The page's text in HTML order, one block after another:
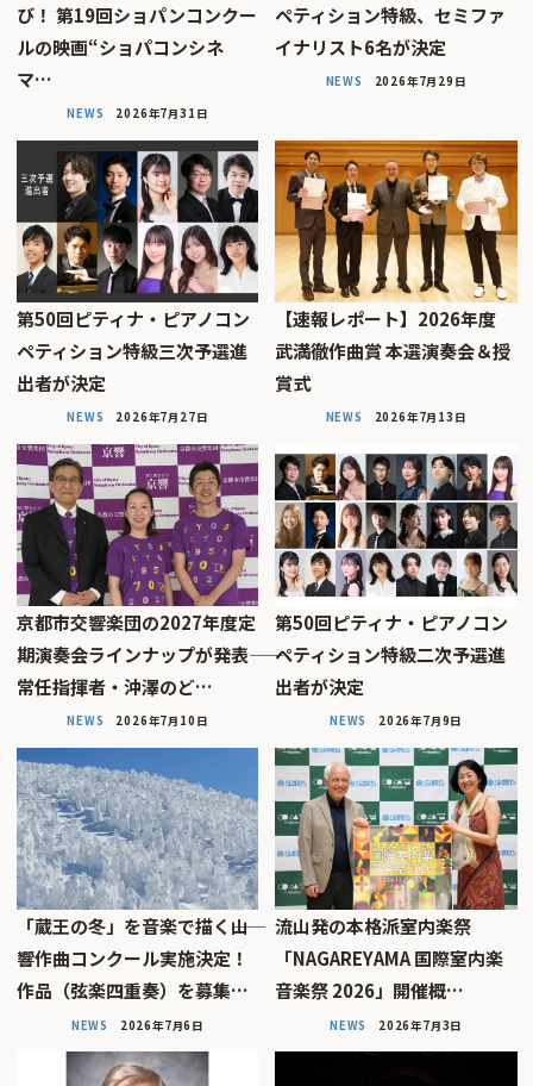
び！ 第19回ショパンコンクー
ルの映画“ショパコンシネ
マ…
NEWS 2026年7月31日
ペティション特級、セミファ
イナリスト6名が決定
NEWS 2026年7月29日
第50回ピティナ・ピアノコン
ペティション特級三次予選進
出者が決定
NEWS 2026年7月27日
【速報レポート】2026年度
武満徹作曲賞 本選演奏会＆授
賞式
NEWS 2026年7月13日
京都市交響楽団の2027年度定
期演奏会ラインナップが発表――
常任指揮者・沖澤のど…
NEWS 2026年7月10日
第50回ピティナ・ピアノコン
ペティション特級二次予選進
出者が決定
NEWS 2026年7月9日
「蔵王の冬」を音楽で描く――山
響作曲コンクール実施決定！
作品（弦楽四重奏）を募集…
NEWS 2026年7月6日
流山発の本格派室内楽祭
「NAGAREYAMA 国際室内楽
音楽祭 2026」開催概…
NEWS 2026年7月3日